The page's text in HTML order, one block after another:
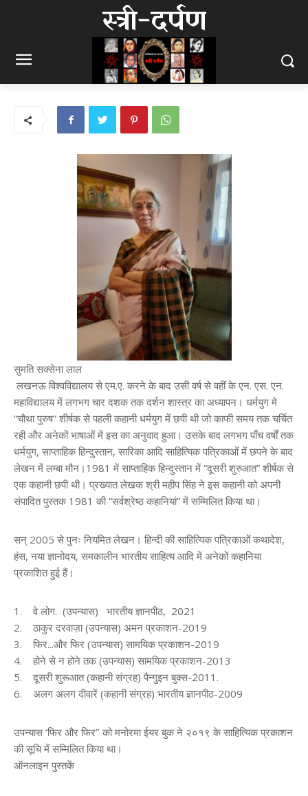
स्त्री-दर्पण
सुमति सक्सेना लाल
लखनऊ विश्वविद्यालय से एम.ए. करने के बाद उसी वर्ष से वहीं के एन. एस. एन.
महाविद्यालय में लगभग चार दशक तक दर्शन शास्त्र का अध्यापन। धर्मयुग मे
“चौथा पुरुष” शीर्षक से पहली कहानी धर्मयुग में छपी थी जो काफी समय तक चर्चित
रही और अनेकों भाषाओं में इस का अनुवाद हुआ। उसके बाद लगभग पाँच वर्षों तक
धर्मयुग, साप्ताहिक हिन्दुस्तान, सारिका आदि साहित्यिक पत्रिकाओं में छपने के बाद
लेखन में लम्बा मौन।1981 में साप्ताहिक हिन्दुस्तान में “दूसरी शुरुआत” शीर्षक से
एक कहानी छपी थी। प्रख्यात लेखक श्री महीप सिंह ने इस कहानी को अपनी
संपादित पुस्तक 1981 की “सर्वश्रेष्ठ कहानियां” में सम्मिलित किया था।
सन् 2005 से पुनः नियमित लेखन। हिन्दी की साहित्यिक पत्रिकाओं कथादेश,
हंस, नया ज्ञानोदय, समकालीन भारतीय साहित्य आदि में अनेकों कहानिया
प्रकाशित हुई हैं।
1. वे लोग. (उपन्यास) भारतीय ज्ञानपीठ, 2021
2. ठाकुर दरवाज़ा (उपन्यास) अमन प्रकाशन-2019
3. फिर...और फिर (उपन्यास) सामयिक प्रकाशन-2019
4. होने से न होने तक (उपन्यास) सामयिक प्रकाशन-2013
5. दूसरी शुरूआत (कहानी संग्रह) पैन्गुइन बुक्स-2011.
6. अलग अलग दीवारें (कहानी संग्रह) भारतीय ज्ञानपीठ-2009
उपन्यास ‘फिर और फिर’’ को मनोरमा ईयर बुक ने २०१९ के साहित्यिक प्रकाशन
की सूचि में सम्मिलित किया था।
ऑनलाइन पुस्तकें